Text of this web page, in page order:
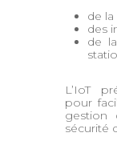
de
des
de
L’IoT
pour
gestion
sécurité